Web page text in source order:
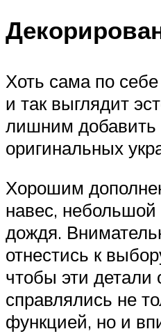
Хоть сама по
и так выглядит
лишним добавить
оригинальных
Хорошим
навес, небольшой
дождя.
отнестись к
чтобы эти детали
справлялись не
функцией, но и